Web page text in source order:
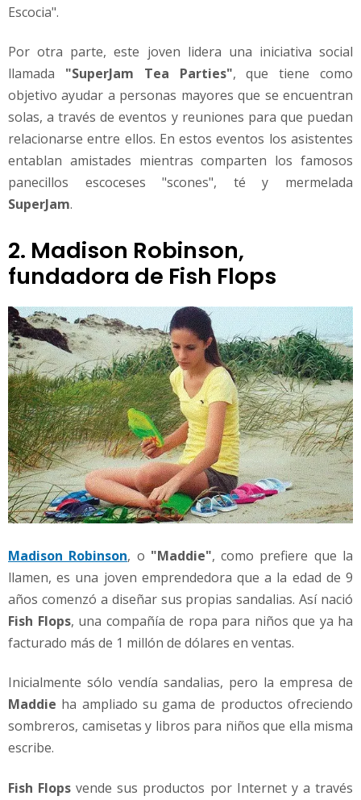
Escocia".
Por otra parte, este joven lidera una iniciativa social
llamada "SuperJam Tea Parties", que tiene como
objetivo ayudar a personas mayores que se encuentran
solas, a través de eventos y reuniones para que puedan
relacionarse entre ellos. En estos eventos los asistentes
entablan amistades mientras comparten los famosos
panecillos escoceses "scones", té y mermelada
SuperJam.
2. Madison Robinson,
fundadora de Fish Flops
Madison Robinson, o "Maddie", como prefiere que la
llamen, es una joven emprendedora que a la edad de 9
años comenzó a diseñar sus propias sandalias. Así nació
Fish Flops, una compañía de ropa para niños que ya ha
facturado más de 1 millón de dólares en ventas.
Inicialmente sólo vendía sandalias, pero la empresa de
Maddie ha ampliado su gama de productos ofreciendo
sombreros, camisetas y libros para niños que ella misma
escribe.
Fish Flops vende sus productos por Internet y a través